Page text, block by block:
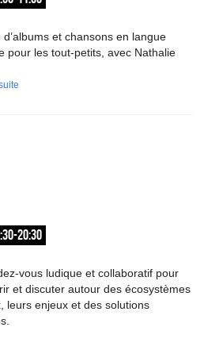
d’albums et chansons en langue
pour les tout-petits, avec Nathalie
20:30
vous ludique et collaboratif pour
et discuter autour des écosystèmes
leurs enjeux et des solutions